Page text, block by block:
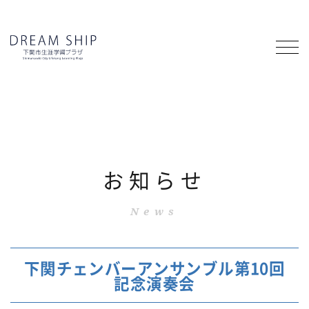
お知らせ
News
下関チェンバーアンサンブル第10回
記念演奏会